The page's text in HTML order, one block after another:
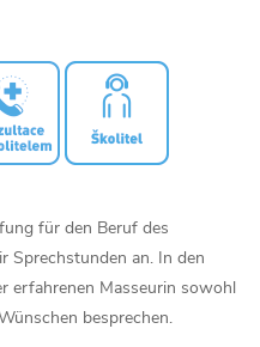
für den Beruf des
Sprechstunden an. In den
erfahrenen Masseurin sowohl
besprechen.